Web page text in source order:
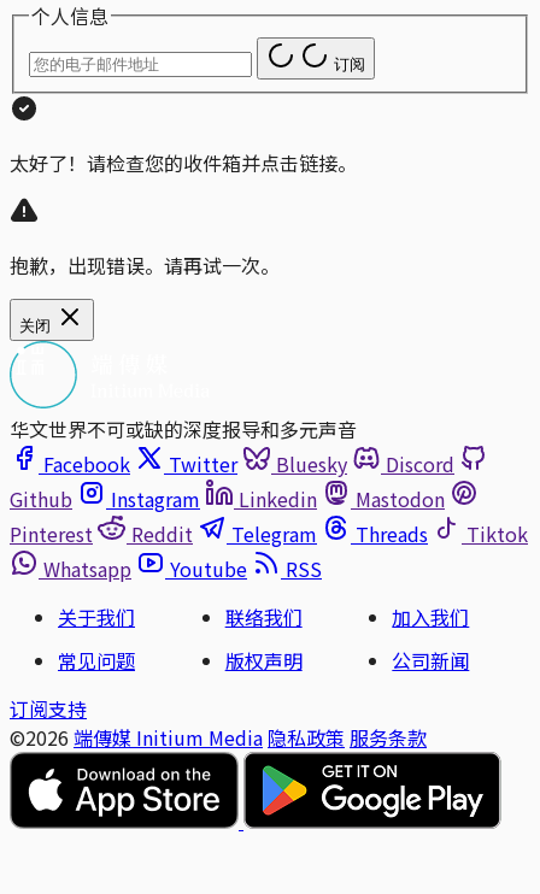
个人信息
订阅
太好了！请检查您的收件箱并点击链接。
抱歉，出现错误。请再试一次。
关闭
华文世界不可或缺的深度报导和多元声音
Facebook
Twitter Bluesky
Discord
Github
Instagram Linkedin
Mastodon
Pinterest
Reddit Telegram Threads
Tiktok
Whatsapp
Youtube
RSS
关于我们
联络我们
加入我们
常见问题
版权声明
公司新闻
订阅支持
©2026 端傳媒 Initium Media 隐私政策 服务条款